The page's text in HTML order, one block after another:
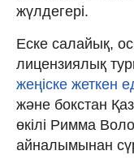
жүлдегері.
Еске салайық,
лицензиялық
жеңіске жеткен
және бокстан
өкілі Римма
айналымынан